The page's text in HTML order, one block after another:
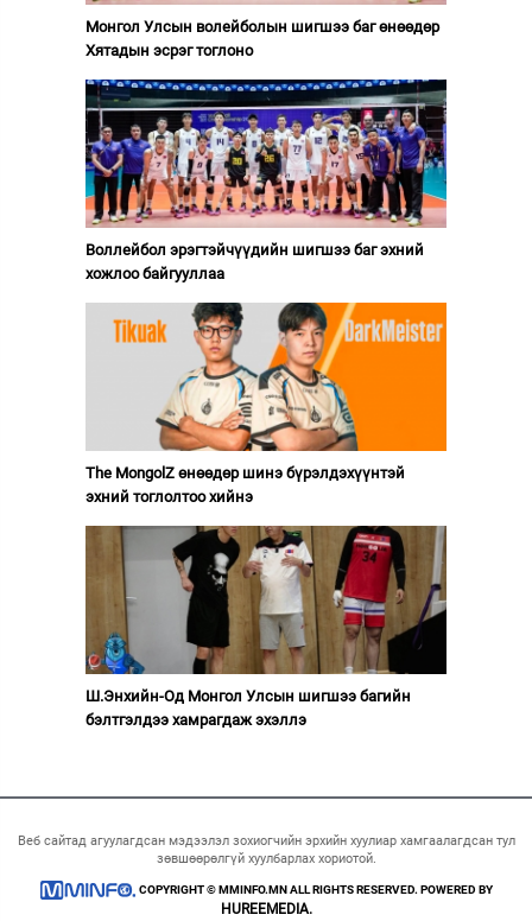
Монгол Улсын волейболын шигшээ баг өнөөдөр
Хятадын эсрэг тоглоно
Воллейбол эрэгтэйчүүдийн шигшээ баг эхний
хожлоо байгууллаа
The MongolZ өнөөдөр шинэ бүрэлдэхүүнтэй
эхний тоглолтоо хийнэ
Ш.Энхийн-Од Монгол Улсын шигшээ багийн
бэлтгэлдээ хамрагдаж эхэллэ
Веб сайтад агуулагдсан мэдээлэл зохиогчийн эрхийн хуулиар хамгаалагдсан тул
зөвшөөрөлгүй хуулбарлах хориотой.
COPYRIGHT © MMINFO.MN ALL RIGHTS RESERVED. POWERED BY
HUREEMEDIA.